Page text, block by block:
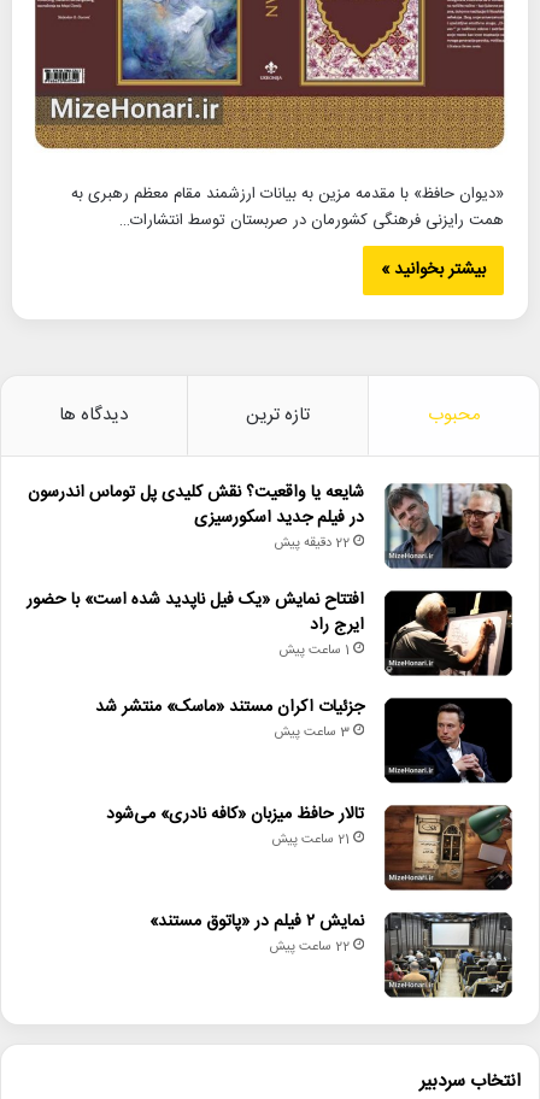
«دیوان حافظ» با مقدمه مزین به بیانات ارزشمند مقام معظم رهبری به
همت رایزنی فرهنگی کشورمان در صربستان توسط انتشارات…
بیشتر بخوانید »
محبوب تازه ترین دیدگاه ها
شایعه یا واقعیت؟ نقش کلیدی پل توماس اندرسون
در فیلم جدید اسکورسیزی
22 دقیقه پیش
افتتاح نمایش «یک فیل ناپدید شده است» با حضور
ایرج راد
1 ساعت پیش
جزئیات اکران مستند «ماسک» منتشر شد
3 ساعت پیش
تالار حافظ میزبان «کافه نادری» می‌شود
21 ساعت پیش
نمایش ۲ فیلم در «پاتوق مستند»
22 ساعت پیش
انتخاب سردبیر